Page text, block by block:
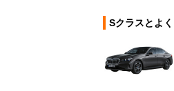
Sクラスとよ